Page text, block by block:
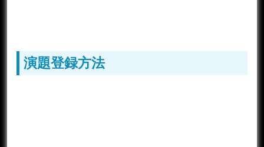
演題登録方法